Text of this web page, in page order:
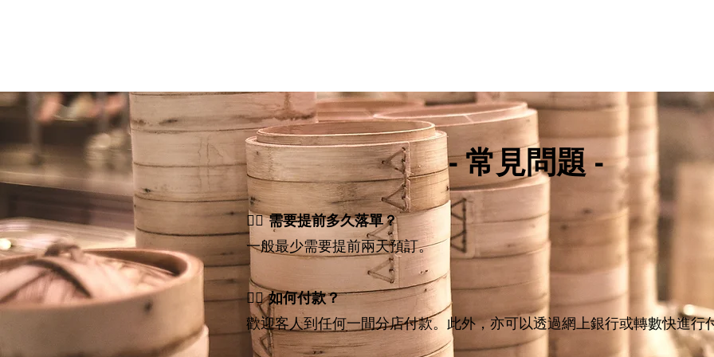
- 常見問題 -
💁‍♀️需要提前多久落單？
一般最少需要提前兩天預訂。
💁‍♂️ 如何付款？
歡迎客人到任何一間分店付款。此外，亦可以透過網上銀行或轉數快進行